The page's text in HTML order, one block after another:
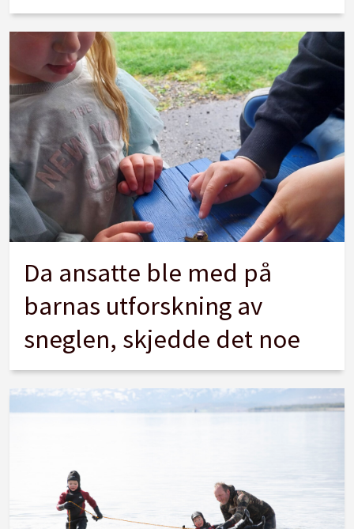
Da ansatte ble med på
barnas utforskning av
sneglen, skjedde det noe